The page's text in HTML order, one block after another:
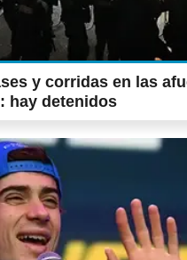
y corridas en las
hay detenidos